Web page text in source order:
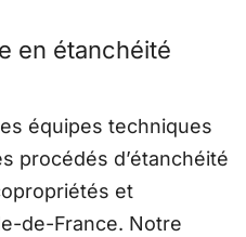
en étanchéité
équipes techniques
procédés d’étanchéité
et
de-France. Notre